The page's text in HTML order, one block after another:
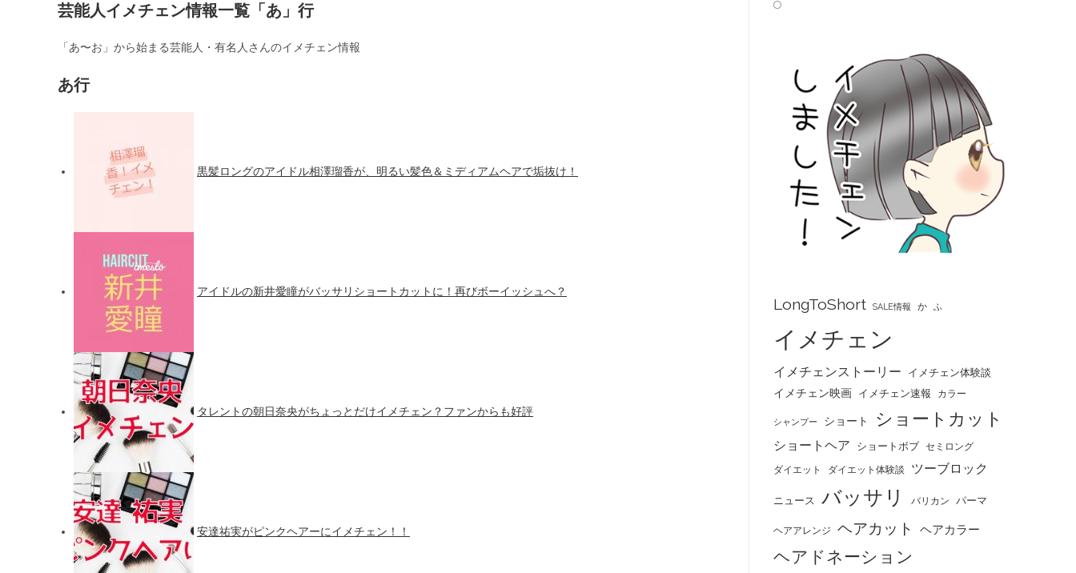
芸能人イメチェン情報一覧「あ」行
「あ〜お」から始まる芸能人・有名人さんのイメチェン情報
あ行
黒髪ロングのアイドル相澤瑠香が、明るい髪色＆ミディアムヘアで垢抜け！
アイドルの新井愛瞳がバッサリショートカットに！再びボーイッシュへ？
タレントの朝日奈央がちょっとだけイメチェン？ファンからも好評
安達祐実がピンクヘアーにイメチェン！！
LongToShort SALE情報 か ふ
イメチェン
イメチェンストーリー イメチェン体験談
イメチェン映画 イメチェン速報 カラー
シャンプー ショート ショートカット
ショートヘア ショートボブ セミロング
ダイエット ダイエット体験談 ツーブロック
ニュース バッサリ バリカン パーマ
ヘアアレンジ ヘアカット ヘアカラー
ヘアドネーション